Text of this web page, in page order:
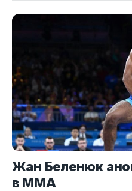
Жан Беленюк
в ММА